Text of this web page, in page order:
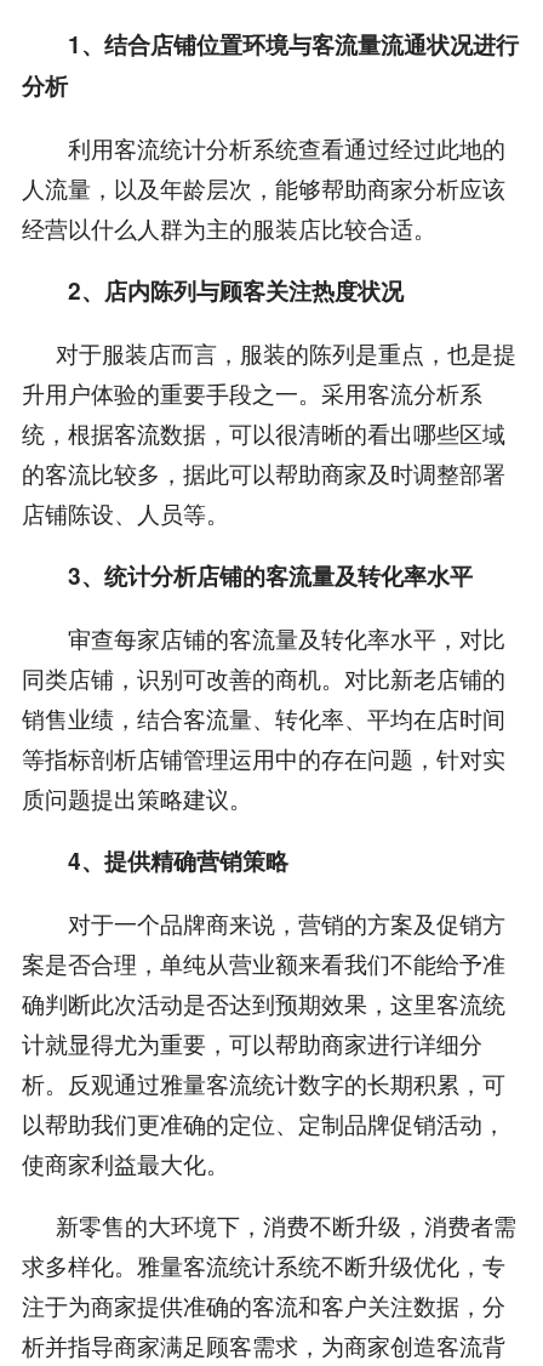
1、 结合店铺位置环境与客流量流通状况进行
分析
利用客流统计分析系统查看通过经过此地的
人流量，以及年龄层次，能够帮助商家分析应该
经营以什么人群为主的服装店比较合适。
2、 店内陈列与顾客关注热度状况
对于服装店而言，服装的陈列是重点，也是提
升用户体验的重要手段之一。采用客流分析系
统，根据客流数据，可以很清晰的看出哪些区域
的客流比较多，据此可以帮助商家及时调整部署
店铺陈设、人员等。
3、统计分析店铺的客流量及转化率水平
审查每家店铺的客流量及转化率水平，对比
同类店铺，识别可改善的商机。对比新老店铺的
销售业绩，结合客流量、转化率、平均在店时间
等指标剖析店铺管理运用中的存在问题，针对实
质问题提出策略建议。
4、 提供精确营销策略
对于一个品牌商来说，营销的方案及促销方
案是否合理，单纯从营业额来看我们不能给予准
确判断此次活动是否达到预期效果，这里客流统
计就显得尤为重要，可以帮助商家进行详细分
析。反观通过雅量客流统计数字的长期积累，可
以帮助我们更准确的定位、定制品牌促销活动，
使商家利益最大化。
新零售的大环境下，消费不断升级，消费者需
求多样化。雅量客流统计系统不断升级优化，专
注于为商家提供准确的客流和客户关注数据，分
析并指导商家满足顾客需求，为商家创造客流背